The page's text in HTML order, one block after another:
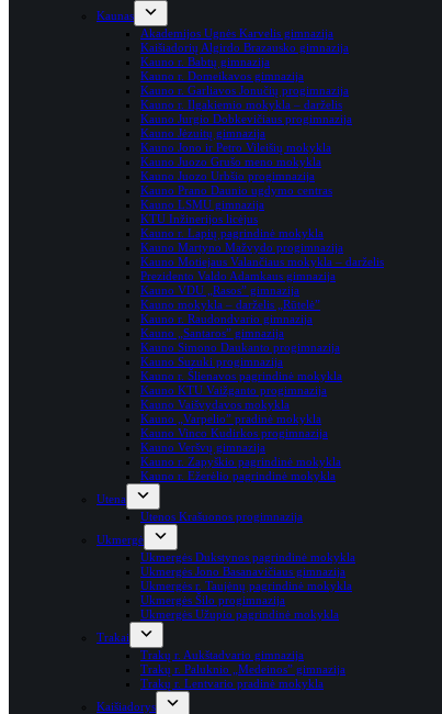
Kaunas
Akademijos Ugnės Karvelis gimnazija
Kaišiadorių Algirdo Brazausko gimnazija
Kauno r. Babtų gimnazija
Kauno r. Domeikavos gimnazija
Kauno r. Garliavos Jonučių progimnazija
Kauno r. Ilgakiemio mokykla – darželis
Kauno Jurgio Dobkevičiaus progimnazija
Kauno Jėzuitų gimnazija
Kauno Jono ir Petro Vileišių mokykla
Kauno Juozo Grušo meno mokykla
Kauno Juozo Urbšio progimnazija
Kauno Prano Daunio ugdymo centras
Kauno LSMU gimnazija
KTU Inžinerijos licėjus
Kauno r. Lapių pagrindinė mokykla
Kauno Martyno Mažvydo progimnazija
Kauno Motiejaus Valančiaus mokykla – darželis
Prezidento Valdo Adamkaus gimnazija
Kauno VDU „Rasos” gimnazija
Kauno mokykla – darželis „Rūtelė”
Kauno r. Raudondvario gimnazija
Kauno „Santaros” gimnazija
Kauno Simono Daukanto progimnazija
Kauno Suzuki progimnazija
Kauno r. Šlienavos pagrindinė mokykla
Kauno KTU Vaižganto progimnazija
Kauno Vaišvydavos mokykla
Kauno „Varpelio” pradinė mokykla
Kauno Vinco Kudirkos progimnazija
Kauno Veršvų gimnazija
Kauno r. Zapyškio pagrindinė mokykla
Kauno r. Ežerėlio pagrindinė mokykla
Utena
Utenos Krašuonos progimnazija
Ukmergė
Ukmergės Dukstynos pagrindinė mokykla
Ukmergės Jono Basanavičiaus gimnazija
Ukmergės r. Taujėnų pagrindinė mokykla
Ukmergės Šilo progimnazija
Ukmergės Užupio pagrindinė mokykla
Trakai
Trakų r. Aukštadvario gimnazija
Trakų r. Paluknio „Medeinos” gimnazija
Trakų r. Lentvario pradinė mokykla
Kaišiadorys